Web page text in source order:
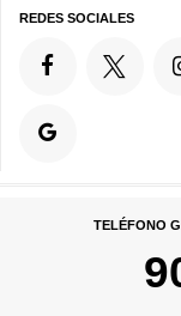
REDES SOCIALES
TELÉFONO